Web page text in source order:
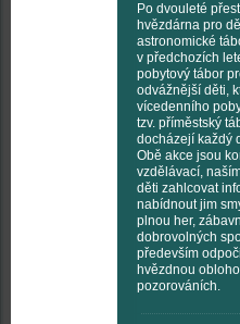
Po dvouleté
hvězdárna pro
astronomické
v předchozích
pobytový tábor
odvážnější děti,
vícedenního
tzv. příměstský
docházejí každý
Obě akce jsou
vzdělávací,
děti zahlcovat
nabídnout jim
plnou her,
dobrovolných
především
hvězdnou
pozorováních.